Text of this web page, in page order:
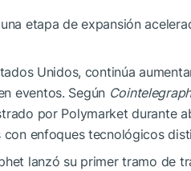
etapa de expansión
Unidos, continúa
eventos. Según
por Polymarket durante
enfoques tecnológicos
lanzó su primer tramo de